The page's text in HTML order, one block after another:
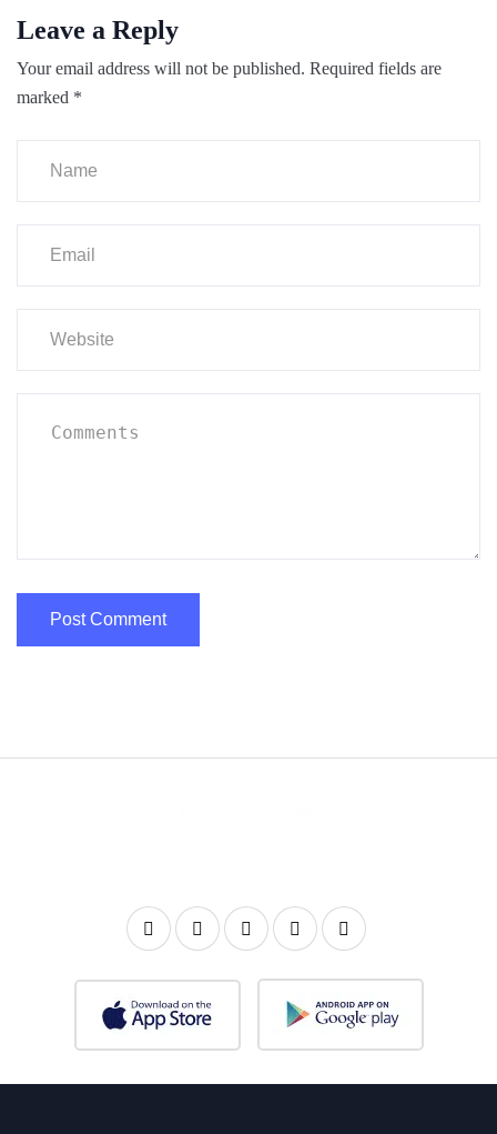
Leave a Reply
Your email address will not be published. Required fields are
marked *